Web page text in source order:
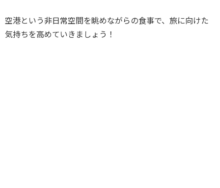
空港という非日常空間を眺めながらの食事で、旅に向けた
気持ちを高めていきましょう！